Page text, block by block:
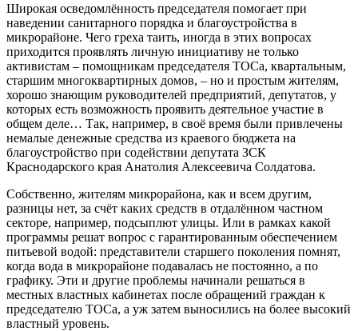
Широкая осведомлённость председателя помогает при
наведении санитарного порядка и благоустройства в
микрорайоне. Чего греха таить, иногда в этих вопросах
приходится проявлять личную инициативу не только
активистам – помощникам председателя ТОСа, квартальным,
старшим многоквартирных домов, – но и простым жителям,
хорошо знающим руководителей предприятий, депутатов, у
которых есть возможность проявить деятельное участие в
общем деле… Так, например, в своё время были привлечены
немалые денежные средства из краевого бюджета на
благоустройство при содействии депутата ЗСК
Краснодарского края Анатолия Алексеевича Солдатова.
Собственно, жителям микрорайона, как и всем другим,
разницы нет, за счёт каких средств в отдалённом частном
секторе, например, подсыплют улицы. Или в рамках какой
программы решат вопрос с гарантированным обеспечением
питьевой водой: представители старшего поколения помнят,
когда вода в микрорайоне подавалась не постоянно, а по
графику. Эти и другие проблемы начинали решаться в
местных властных кабинетах после обращений граждан к
председателю ТОСа, а уж затем выносились на более высокий
властный уровень.